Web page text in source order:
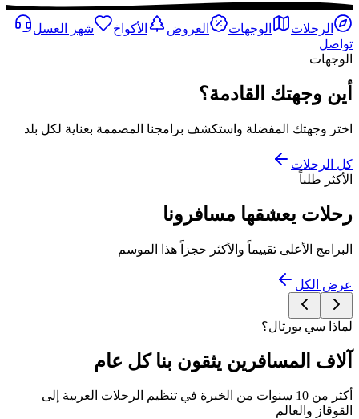
الرحلات الوجهات العروض الأكواخ
شهر العسل
تواصل
الوجهات
أين وجهتك القادمة؟
اختر وجهتك المفضلة واستكشف برامجنا المصممة بعناية لكل بلد
كل الرحلات
الأكثر طلباً
رحلات يعشقها مسافرونا
البرامج الأعلى تقييماً والأكثر حجزاً هذا الموسم
عرض الكل
لماذا سي بورتال؟
آلاف المسافرين يثقون بنا كل عام
أكثر من 10 سنوات من الخبرة في تنظيم الرحلات العربية إلى
القوقاز والعالم